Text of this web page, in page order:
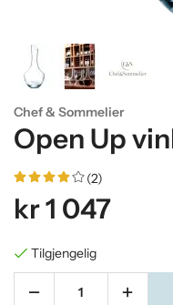
Chef & Sommelier
Open Up
(2)
kr 1 047
Tilgjengelig